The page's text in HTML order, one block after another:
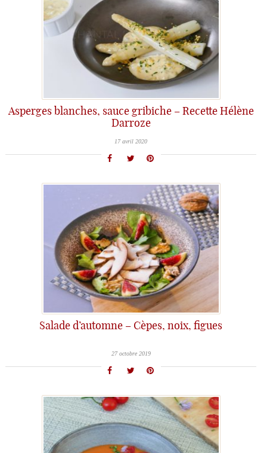
Asperges blanches, sauce gribiche – Recette Hélène
Darroze
17 avril 2020
Salade d’automne – Cèpes, noix, figues
27 octobre 2019